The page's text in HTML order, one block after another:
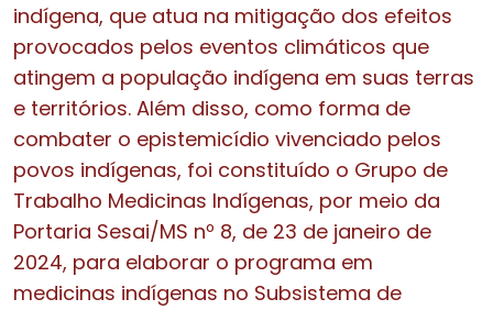
indígena, que atua na mitigação dos efeitos
provocados pelos eventos climáticos que
atingem a população indígena em suas terras
e territórios. Além disso, como forma de
combater o epistemicídio vivenciado pelos
povos indígenas, foi constituído o Grupo de
Trabalho Medicinas Indígenas, por meio da
Portaria Sesai/MS nº 8, de 23 de janeiro de
2024, para elaborar o programa em
medicinas indígenas no Subsistema de